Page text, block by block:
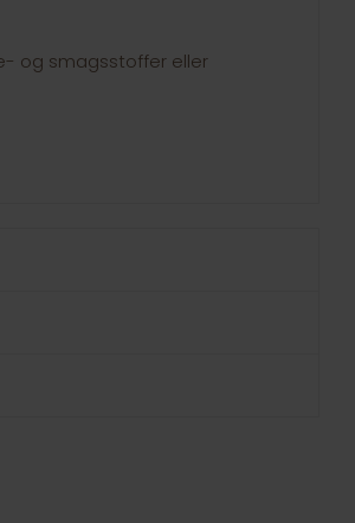
og smagsstoffer eller